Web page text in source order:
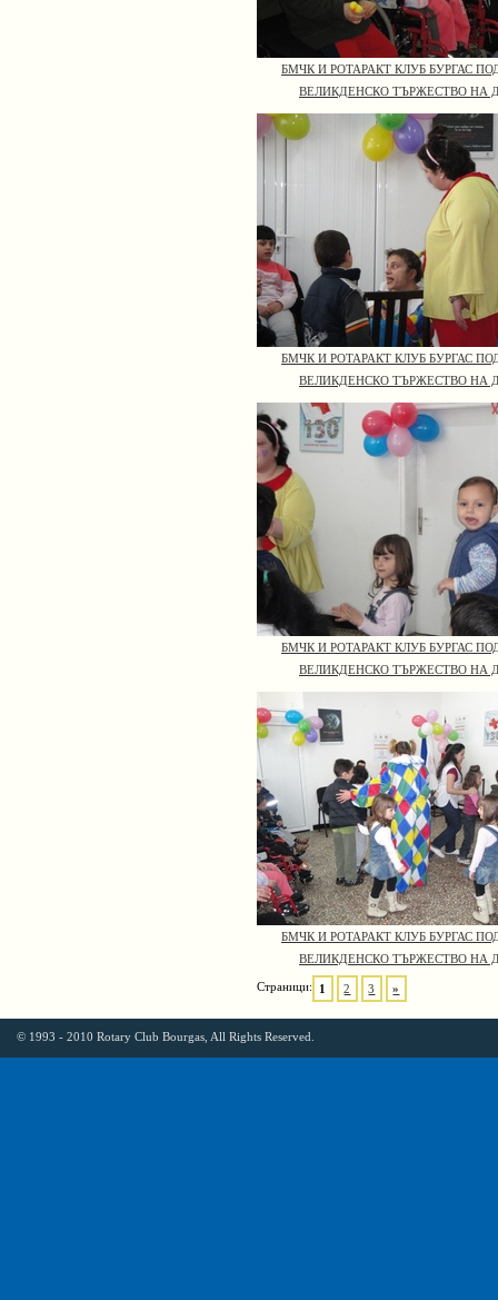
БМЧК И РОТАРАКТ КЛУБ БУРГАС
ВЕЛИКДЕНСКО ТЪРЖЕСТВО НА
БМЧК И РОТАРАКТ КЛУБ БУРГАС
ВЕЛИКДЕНСКО ТЪРЖЕСТВО НА
БМЧК И РОТАРАКТ КЛУБ БУРГАС
ВЕЛИКДЕНСКО ТЪРЖЕСТВО НА
БМЧК И РОТАРАКТ КЛУБ БУРГАС
ВЕЛИКДЕНСКО ТЪРЖЕСТВО НА
Страници: 1 2 3 »
© 1993 - 2010 Rotary Club Bourgas, All Rights Reserved.